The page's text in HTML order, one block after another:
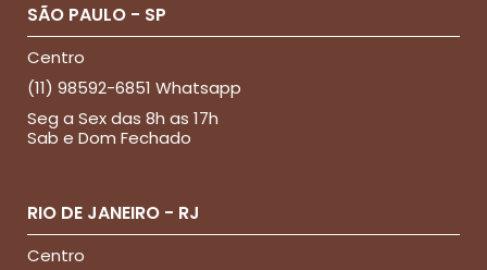
SÃO PAULO - SP
Centro
(11) 98592-6851 Whatsapp
Seg a Sex das 8h as 17h
Sab e Dom Fechado
RIO DE JANEIRO - RJ
Centro